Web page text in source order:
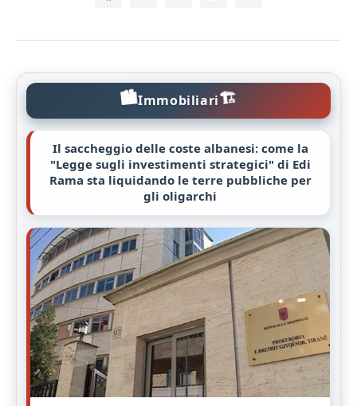
🏙️Immobiliari🏗️
Il saccheggio delle coste albanesi: come la
"Legge sugli investimenti strategici" di Edi
Rama sta liquidando le terre pubbliche per
gli oligarchi